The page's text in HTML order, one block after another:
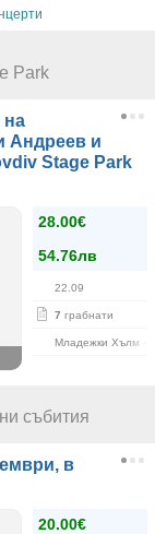
Park
на
Андреев и
Stage Park
28.00€
54.76лв
22.09
7 грабнати
Младежки Хълм -
събития
в
20.00€